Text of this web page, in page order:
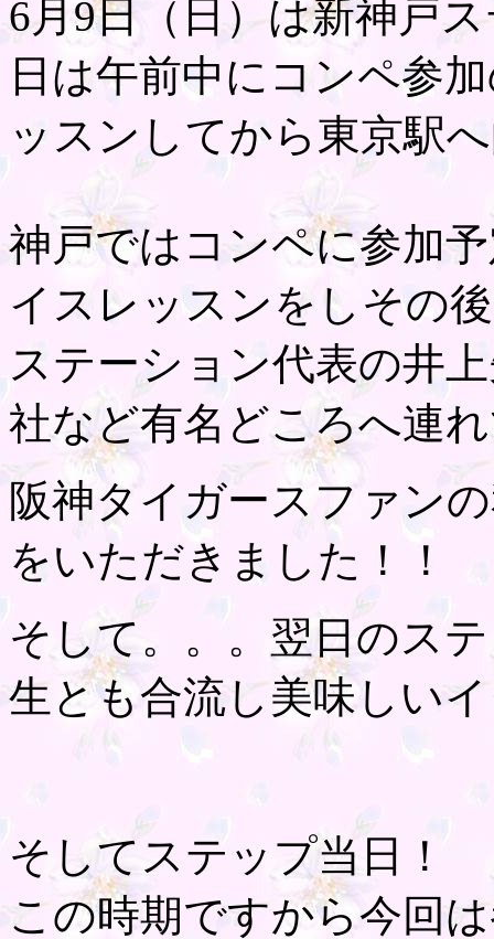
6月9日（日）は新神戸
日は午前中にコンペ参
ッスンしてから東京駅
神戸ではコンペに参加
イスレッスンをしその
ステーション代表の井
社など有名どころへ連
阪神タイガースファン
をいただきました！！
そして。。。翌日のス
生とも合流し美味しい
そしてステップ当日！
この時期ですから今回